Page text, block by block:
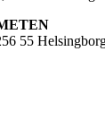
55